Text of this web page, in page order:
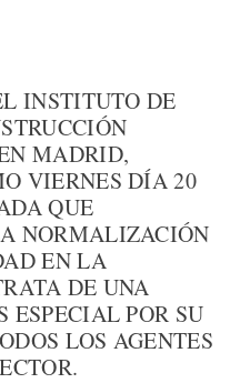
INSTITUTO DE
MADRID,
VIERNES DÍA 20
QUE
NORMALIZACIÓN
EN LA
DE UNA
ESPECIAL POR SU
LOS AGENTES